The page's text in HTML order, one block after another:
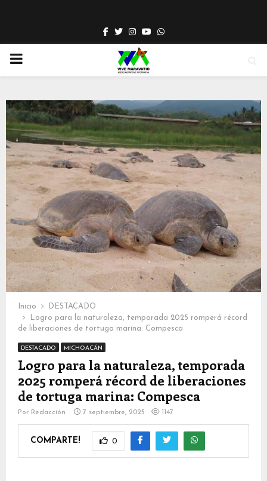
Facebook
TwitterInstagram
YoutubeWhatsapp
PRIMARY
Inicio
DESTACADO
Logro para la naturaleza, temporada 2025 romperá récord
de liberaciones de tortuga marina: Compesca
DESTACADO MICHOACÁN
Logro para la naturaleza, temporada
2025 romperá récord de liberaciones
de tortuga marina: Compesca
Por Redacción 7 septiembre, 2025 1147
COMPARTE! 0